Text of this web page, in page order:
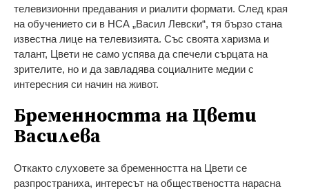
телевизионни предавания и риалити формати. След края
на обучението си в НСА „Васил Левски“, тя бързо стана
известна лице на телевизията. Със своята харизма и
талант, Цвети не само успява да спечели сърцата на
зрителите, но и да завладява социалните медии с
интересния си начин на живот.
Бременността на Цвети
Василева
Откакто слуховете за бременността на Цвети се
разпространиха, интересът на обществеността нарасна